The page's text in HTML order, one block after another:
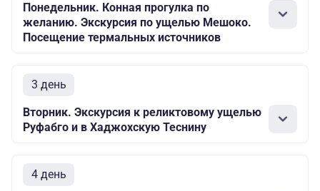
Понедельник. Конная прогулка по
желанию. Экскурсия по ущелью Мешоко.
Посещение термальных источников
3 день
Вторник. Экскурсия к реликтовому ущелью
Руфабго и в Хаджохскую Теснину
4 день